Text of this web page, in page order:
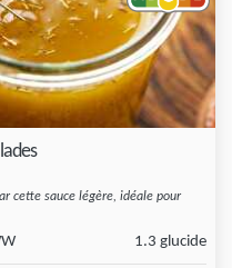
cette sauce légère, idéale pour
1.3 glucide